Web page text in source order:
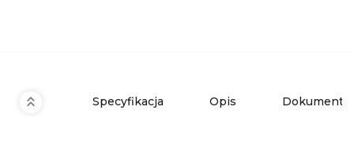
Specyfikacja Opis Dokumenty